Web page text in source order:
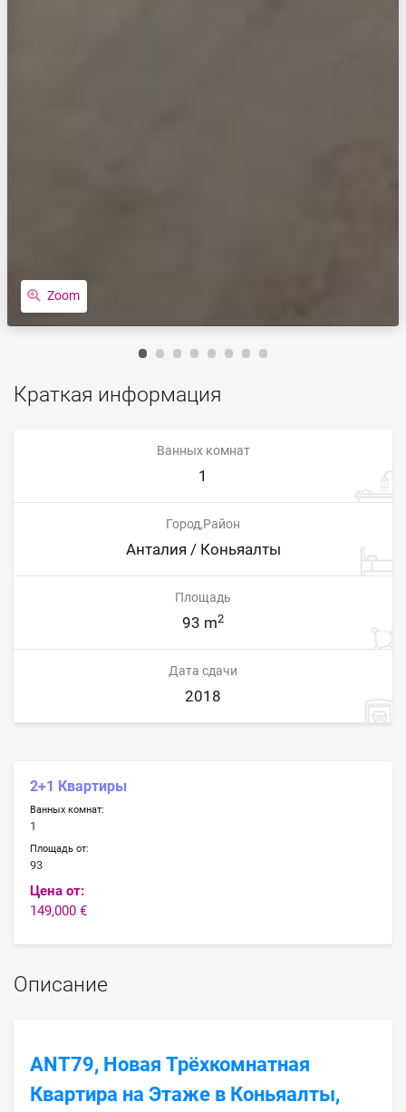
Zoom
Краткая информация
Ванных комнат
1
Город,Район
Анталия / Коньяалты
Площадь
93 m2
Дата сдачи
2018
2+1 Квартиры
Ванных комнат:
1
Площадь от:
93
Цена от:
149,000 €
Описание
ANT79, Новая Трёхкомнатная
Квартира на Этаже в Коньяалты,